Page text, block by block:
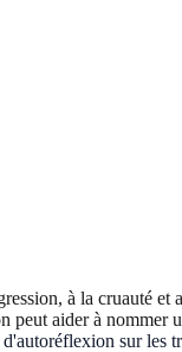
à la cruauté et
peut aider à nommer
sur les